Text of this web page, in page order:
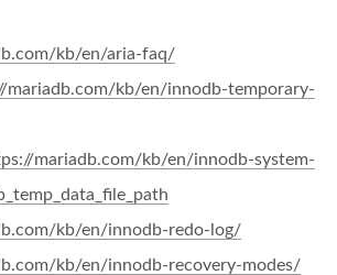
kb/en/aria-faq/
mariadb.com/kb/en/innodb-temporary-
mariadb.com/kb/en/innodb-system-
kb/en/innodb-redo-log/
kb/en/innodb-recovery-modes/